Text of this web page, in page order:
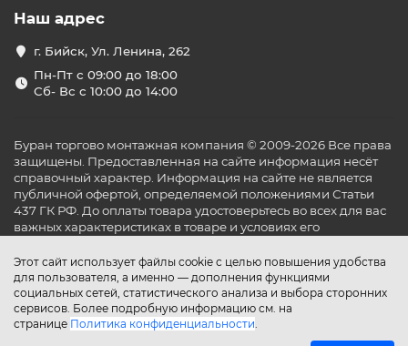
Этот сайт использует файлы cookie с целью повышения удобства
для пользователя, а именно — дополнения функциями
социальных сетей, статистического анализа и выбора сторонних
сервисов. Более подробную информацию см. на
странице Политика конфиденциальности.
Наш адрес
г. Бийск, Ул. Ленина, 262
Пн-Пт с 09:00 до 18:00
Сб- Вс с 10:00 до 14:00
Буран торгово монтажная компания © 2009-2026 Все права
защищены. Предоставленная на сайте информация несёт
справочный характер. Информация на сайте не является
публичной офертой, определяемой положениями Статьи
437 ГК РФ. До оплаты товара удостоверьтесь во всех для вас
важных характеристиках в товаре и условиях его